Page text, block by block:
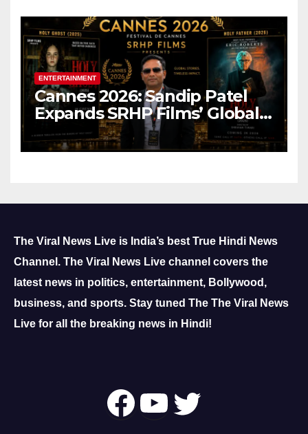
ENTERTAINMENT
Cannes 2026: Sandip Patel
Expands SRHP Films’ Global
Reach
The Viral News Live is India’s best True Hindi News
Channel. The Viral News Live channel covers the
latest news in politics, entertainment, Bollywood,
business, and sports. Stay tuned The The Viral News
Live for all the breaking news in Hindi!
Follow Us OnYouTube
Twitter